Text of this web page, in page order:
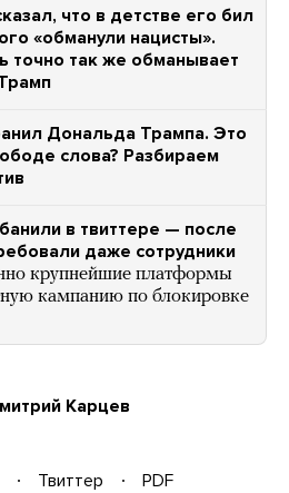
что в детстве его бил
«обманули нацисты».
точно так же обманывает
Дональда Трампа. Это
слова? Разбираем
в твиттере — после
даже сотрудники
крупнейшие платформы
кампанию по блокировке
Карцев
Твиттер
PDF